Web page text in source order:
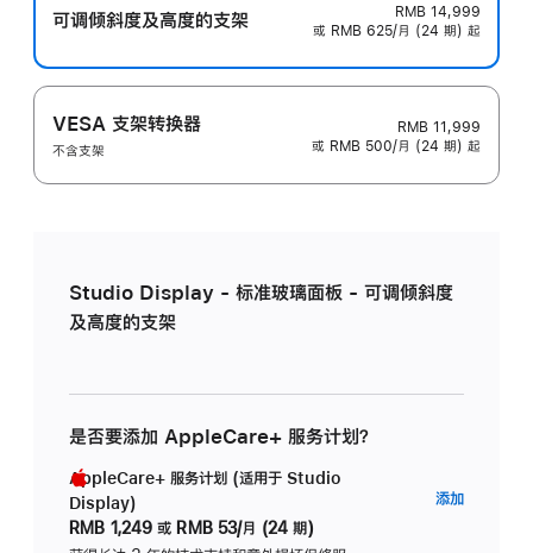
可调倾斜度及高‍度的支‍架
RMB 14,999
或 RMB 625/月 (24 期) 起
VESA 支架转换器
不含支架
RMB 11,999
或 RMB 500/月 (24 期) 起
Studio Display - 标准玻璃面板 - 可调倾斜度
及高度的支架
是否要添加 AppleCare+ 服务计划？
AppleCare+ 服务计划 (适用于 Studio
Display)
RMB 1,249 或 RMB 53/月 (24 期)
添加